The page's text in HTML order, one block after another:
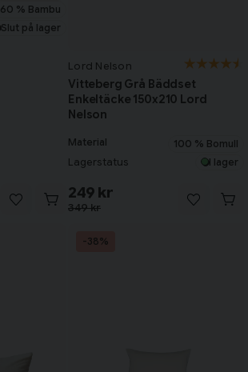
60 % Bambu
Slut på lager
Lord Nelson
Vitteberg Grå Bäddset
Enkeltäcke 150x210 Lord
Nelson
Material 100 % Bomull
Lagerstatus I lager
349 kr
249 kr
-38%